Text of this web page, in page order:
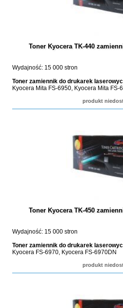
Toner Kyocera TK-440
Wydajność: 15 000 stron
Toner zamiennik do drukarek
Kyocera Mita FS-6950, Kyocera Mita FS-
produkt
Toner Kyocera TK-450
Wydajność: 15 000 stron
Toner zamiennik do drukarek
Kyocera FS-6970, Kyocera FS-6970DN
produkt